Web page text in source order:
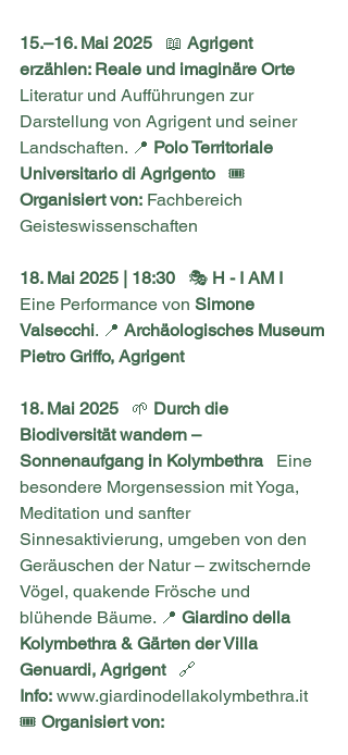
15.–16. Mai 2025 📖 Agrigent
erzählen: Reale und imaginäre Orte
Literatur und Aufführungen zur
Darstellung von Agrigent und seiner
Landschaften. 📍 Polo Territoriale
Universitario di Agrigento 🎟
Organisiert von: Fachbereich
Geisteswissenschaften
18. Mai 2025 | 18:30 🎭 H - I AM I
Eine Performance von Simone
Valsecchi. 📍 Archäologisches Museum
Pietro Griffo, Agrigent
18. Mai 2025 🌱 Durch die
Biodiversität wandern –
Sonnenaufgang in Kolymbethra Eine
besondere Morgensession mit Yoga,
Meditation und sanfter
Sinnesaktivierung, umgeben von den
Geräuschen der Natur – zwitschernde
Vögel, quakende Frösche und
blühende Bäume. 📍 Giardino della
Kolymbethra & Gärten der Villa
Genuardi, Agrigent 🔗
Info: www.giardinodellakolymbethra.it
🎟 Organisiert von: